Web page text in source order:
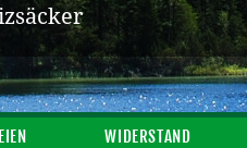
WIDERSTAND